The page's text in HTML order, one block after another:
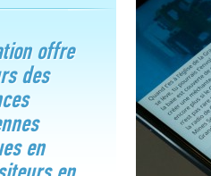
offre
des
en